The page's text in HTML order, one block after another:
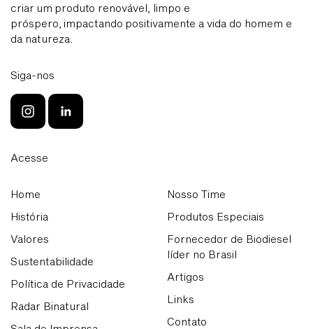
criar um produto renovável, limpo e
próspero, impactando positivamente a vida do homem e
da natureza.
Siga-nos
Acesse
Home
História
Valores
Sustentabilidade
Política de Privacidade
Radar Binatural
Nosso Time
Produtos Especiais
Fornecedor de Biodiesel
líder no Brasil
Artigos
Links
Contato